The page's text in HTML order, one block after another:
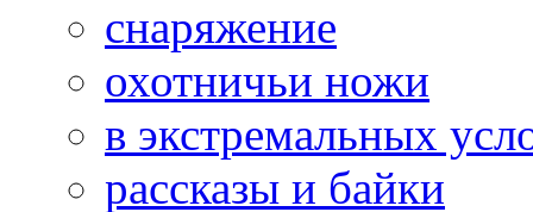
снаряжение
охотничьи ножи
в экстремальных
рассказы и байки